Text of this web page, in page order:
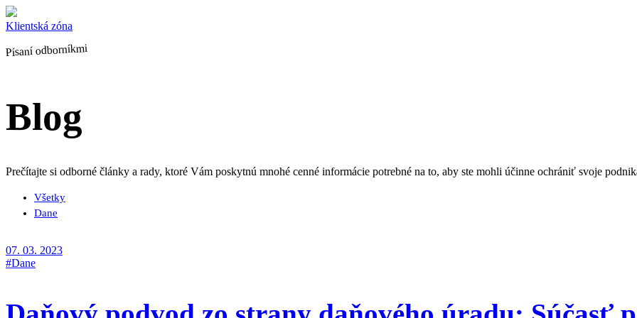
Skip
to
content
Klientská zóna
Písaní odborníkmi
Blog
Prečítajte si odborné články a rady, ktoré Vám poskytnú mnohé cenné informácie potrebné na to, aby ste mohli účinne ochrániť svoje
Všetky
Dane
07. 03. 2023
#Dane